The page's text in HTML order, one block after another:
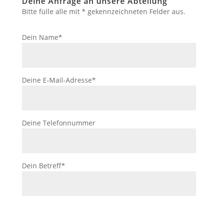
Bitte fülle alle mit * gekennzeichneten Felder aus.
Dein Name*
Deine E-Mail-Adresse*
Deine Telefonnummer
Dein Betreff*